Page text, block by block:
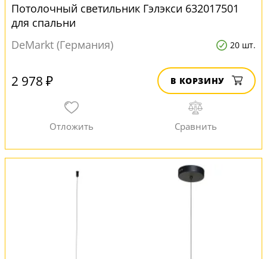
Потолочный светильник Гэлэкси 632017501
для спальни
DeMarkt (Германия)
20 шт.
2 978 ₽ В КОРЗИНУ